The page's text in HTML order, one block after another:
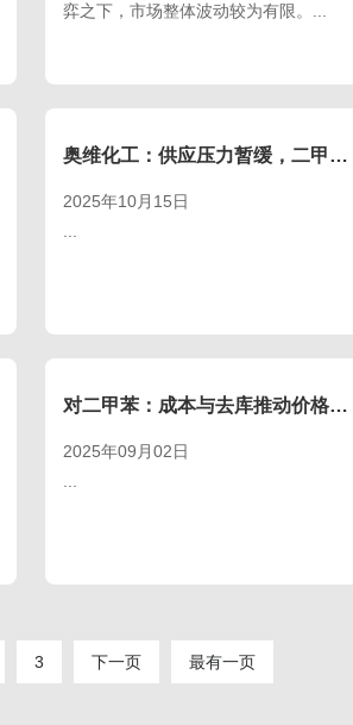
弈之下，市场整体波动较为有限。...
奥维化工：供应压力暂缓，二甲苯触底反弹。
2025年10月15日
对二甲苯：成本与去库推动价格上涨，后期或承压运行
2025年09月02日
3 下一页 最有一页